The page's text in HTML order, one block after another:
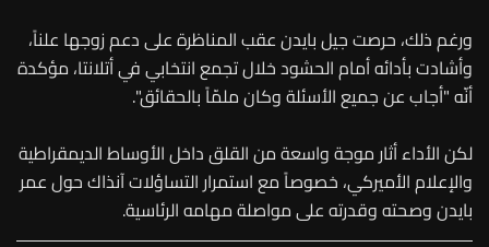
ورغم ذلك، حرصت جيل بايدن عقب المناظرة على دعم زوجها علناً،
وأشادت بأدائه أمام الحشود خلال تجمع انتخابي في أتلانتا، مؤكدة
أنّه "أجاب عن جميع الأسئلة وكان ملمّاً بالحقائق".
لكن الأداء أثار موجة واسعة من القلق داخل الأوساط الديمقراطية
والإعلام الأميركي، خصوصاً مع استمرار التساؤلات آنذاك حول عمر
بايدن وصحته وقدرته على مواصلة مهامه الرئاسية.